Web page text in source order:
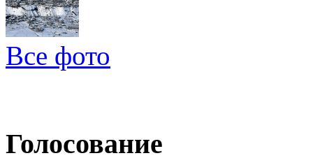
Все фото
Голосование